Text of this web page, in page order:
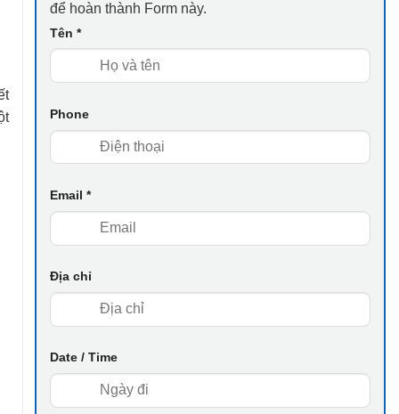
để hoàn thành Form này.
Tên *
Phone
Email *
Địa chỉ
Date / Time